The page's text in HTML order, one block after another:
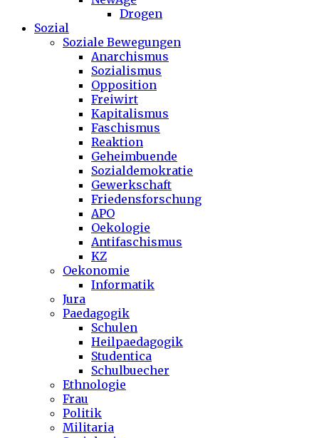
Drogen
Sozial
Soziale Bewegungen
Anarchismus
Sozialismus
Opposition
Freiwirt
Kapitalismus
Faschismus
Reaktion
Geheimbuende
Sozialdemokratie
Gewerkschaft
Friedensforschung
APO
Oekologie
Antifaschismus
KZ
Oekonomie
Informatik
Jura
Paedagogik
Schulen
Heilpaedagogik
Studentica
Schulbuecher
Ethnologie
Frau
Politik
Militaria